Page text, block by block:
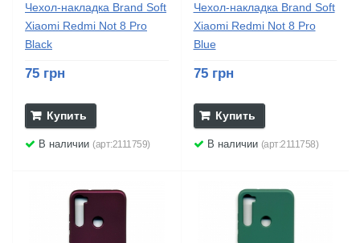
Чехол-накладка Brand Soft
Xiaomi Redmi Not 8 Pro
Black
75 грн
Купить
В наличии (арт:2111759)
Чехол-накладка Brand Soft
Xiaomi Redmi Not 8 Pro
Blue
75 грн
Купить
В наличии (арт:2111758)